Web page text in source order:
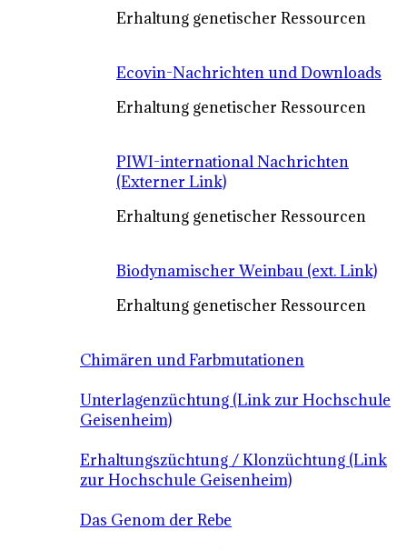
Erhaltung genetischer Ressourcen
Ecovin-Nachrichten und Downloads
Erhaltung genetischer Ressourcen
PIWI-international Nachrichten
(Externer Link)
Erhaltung genetischer Ressourcen
Biodynamischer Weinbau (ext. Link)
Erhaltung genetischer Ressourcen
Chimären und Farbmutationen
Unterlagenzüchtung (Link zur Hochschule
Geisenheim)
Erhaltungszüchtung / Klonzüchtung (Link
zur Hochschule Geisenheim)
Das Genom der Rebe